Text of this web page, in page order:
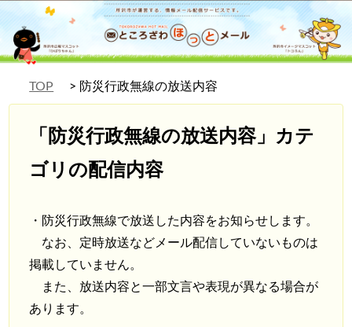
TOP 防災行政無線の放送内容
「防災行政無線の放送内容」カテ
ゴリの配信内容
・防災行政無線で放送した内容をお知らせします。
なお、定時放送などメール配信していないものは
掲載していません。
また、放送内容と一部文言や表現が異なる場合が
あります。